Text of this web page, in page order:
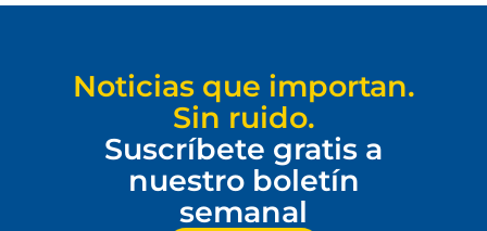
Noticias que importan.
Sin ruido.
Suscríbete gratis a
nuestro boletín
semanal